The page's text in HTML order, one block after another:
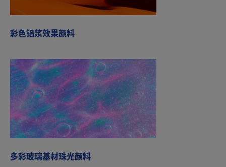
彩色铝浆效果颜料
多彩玻璃基材珠光颜料